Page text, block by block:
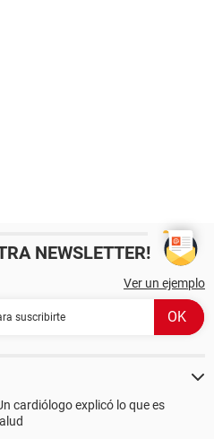
NEWSLETTER!
Ver un ejemplo
cardiólogo explicó lo que es